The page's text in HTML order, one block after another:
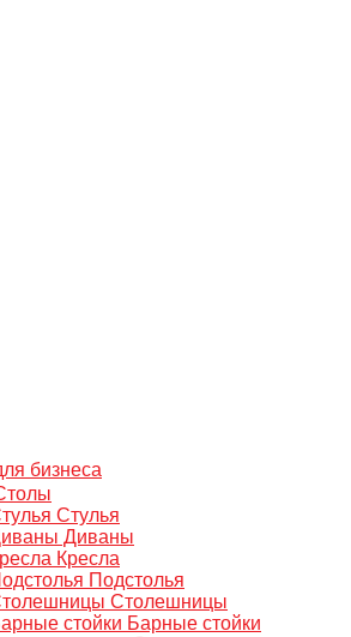
бизнеса
Стулья
Диваны
Кресла
Подстолья
Столешницы
Барные стойки